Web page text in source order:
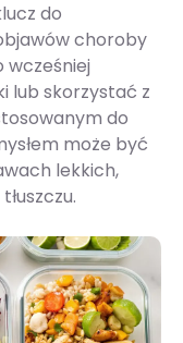
do
choroby
wcześniej
lub skorzystać z
do
może być
lekkich,